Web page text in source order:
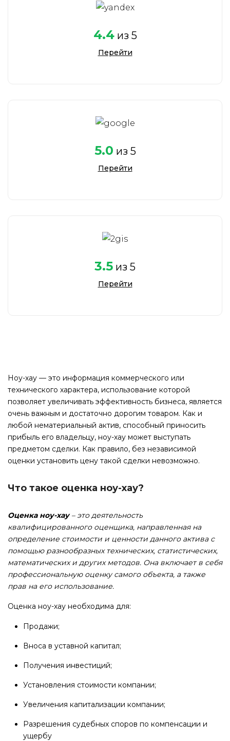
4.4из 5
Перейти
5.0 из 5
Перейти
3.5 из 5
Перейти
Ноу-хау — это информация коммерческого или
технического характера, использование которой
позволяет увеличивать эффективность бизнеса, является
очень важным и достаточно дорогим товаром. Как и
любой нематериальный актив, способный приносить
прибыль его владельцу, ноу-хау может выступать
предметом сделки. Как правило, без независимой
оценки установить цену такой сделки невозможно.
Что такое оценка ноу-хау?
Оценка ноу-хау– это деятельность
квалифицированного оценщика, направленная на
определение стоимости и ценности данного актива с
помощью разнообразных технических, статистических,
математических и других методов. Она включает в себя
профессиональную оценку самого объекта, а также
прав на его использование.
Оценка ноу-хау необходима для:
Продажи;
Вноса в уставной капитал;
Получения инвестиций;
Установления стоимости компании;
Увеличения капитализации компании;
Разрешения судебных споров по компенсации и
ущербу